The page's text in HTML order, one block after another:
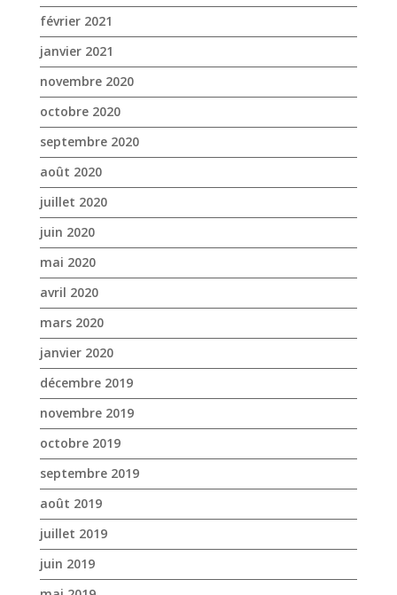
février 2021
janvier 2021
novembre 2020
octobre 2020
septembre 2020
août 2020
juillet 2020
juin 2020
mai 2020
avril 2020
mars 2020
janvier 2020
décembre 2019
novembre 2019
octobre 2019
septembre 2019
août 2019
juillet 2019
juin 2019